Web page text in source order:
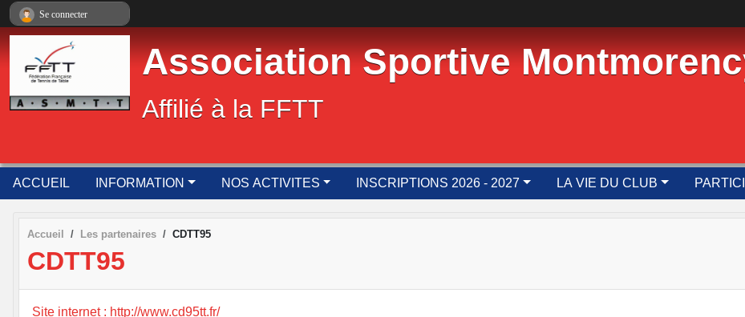
Association Sportive
Affilié à la FFTT
ACCUEIL INFORMATION NOS ACTIVITES INSCRIPTIONS 2026 - 2027 LA VIE DU CLUB
Accueil Les partenaires CDTT95
CDTT95
Site internet : http://www.cd95tt.fr/
Se connecter
Panneau de gestion des cookies